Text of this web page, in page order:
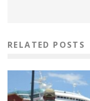
RELATED POSTS